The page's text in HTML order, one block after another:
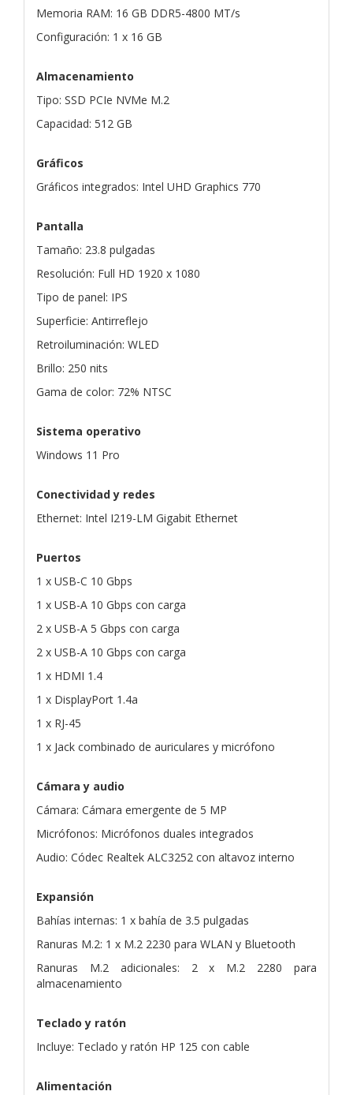
Memoria RAM: 16 GB DDR5-4800 MT/s
Configuración: 1 x 16 GB
Almacenamiento
Tipo: SSD PCIe NVMe M.2
Capacidad: 512 GB
Gráficos
Gráficos integrados: Intel UHD Graphics 770
Pantalla
Tamaño: 23.8 pulgadas
Resolución: Full HD 1920 x 1080
Tipo de panel: IPS
Superficie: Antirreflejo
Retroiluminación: WLED
Brillo: 250 nits
Gama de color: 72% NTSC
Sistema operativo
Windows 11 Pro
Conectividad y redes
Ethernet: Intel I219-LM Gigabit Ethernet
Puertos
1 x USB-C 10 Gbps
1 x USB-A 10 Gbps con carga
2 x USB-A 5 Gbps con carga
2 x USB-A 10 Gbps con carga
1 x HDMI 1.4
1 x DisplayPort 1.4a
1 x RJ-45
1 x Jack combinado de auriculares y micrófono
Cámara y audio
Cámara: Cámara emergente de 5 MP
Micrófonos: Micrófonos duales integrados
Audio: Códec Realtek ALC3252 con altavoz interno
Expansión
Bahías internas: 1 x bahía de 3.5 pulgadas
Ranuras M.2: 1 x M.2 2230 para WLAN y Bluetooth
Ranuras M.2 adicionales: 2 x M.2 2280 para
almacenamiento
Teclado y ratón
Incluye: Teclado y ratón HP 125 con cable
Alimentación